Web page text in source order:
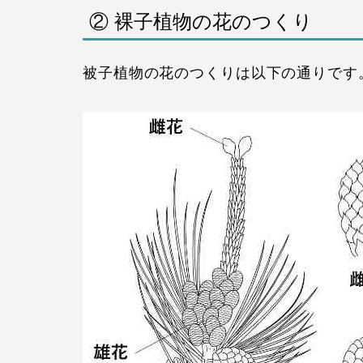
② 裸子植物の花のつくり
被子植物の花のつくりは以下の通りです